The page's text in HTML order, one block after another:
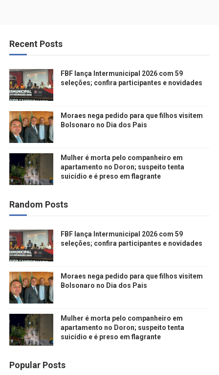
Recent Posts
FBF lança Intermunicipal 2026 com 59
seleções; confira participantes e novidades
Moraes nega pedido para que filhos visitem
Bolsonaro no Dia dos Pais
Mulher é morta pelo companheiro em
apartamento no Doron; suspeito tenta
suicídio e é preso em flagrante
Random Posts
FBF lança Intermunicipal 2026 com 59
seleções; confira participantes e novidades
Moraes nega pedido para que filhos visitem
Bolsonaro no Dia dos Pais
Mulher é morta pelo companheiro em
apartamento no Doron; suspeito tenta
suicídio e é preso em flagrante
Popular Posts